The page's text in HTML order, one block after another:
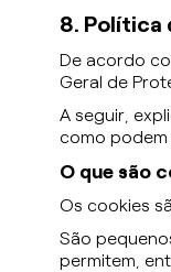
8. Política
De acordo
Geral de
A seguir,
como
O que são
Os cookies
São
permitem,